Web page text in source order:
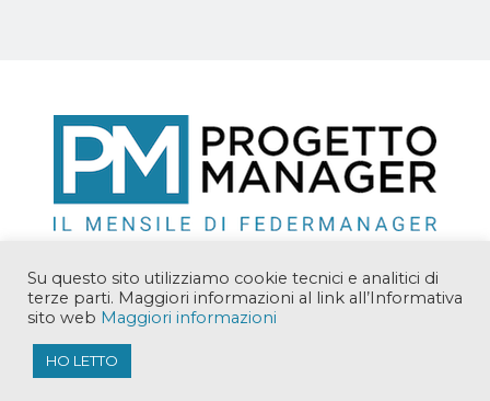
Copyright © 2018 Manager Solutions Srl. Tutti i diritti
Su questo sito utilizziamo cookie tecnici e analitici di
terze parti. Maggiori informazioni al link all’Informativa
sito web Maggiori informazioni
HO LETTO